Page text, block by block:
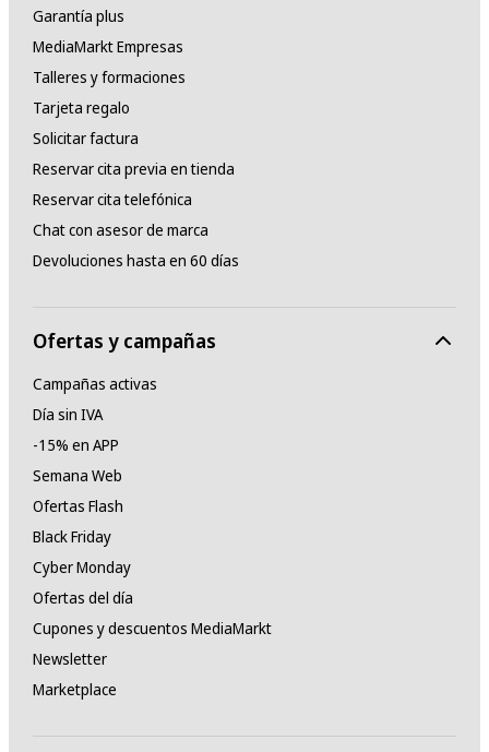
Garantía plus
MediaMarkt Empresas
Talleres y formaciones
Tarjeta regalo
Solicitar factura
Reservar cita previa en tienda
Reservar cita telefónica
Chat con asesor de marca
Devoluciones hasta en 60 días
Ofertas y campañas
Campañas activas
Día sin IVA
-15% en APP
Semana Web
Ofertas Flash
Black Friday
Cyber Monday
Ofertas del día
Cupones y descuentos MediaMarkt
Newsletter
Marketplace